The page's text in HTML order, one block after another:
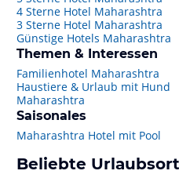
4 Sterne Hotel Maharashtra
3 Sterne Hotel Maharashtra
Günstige Hotels Maharashtra
Themen & Interessen
Familienhotel Maharashtra
Haustiere & Urlaub mit Hund
Maharashtra
Saisonales
Maharashtra Hotel mit Pool
Beliebte